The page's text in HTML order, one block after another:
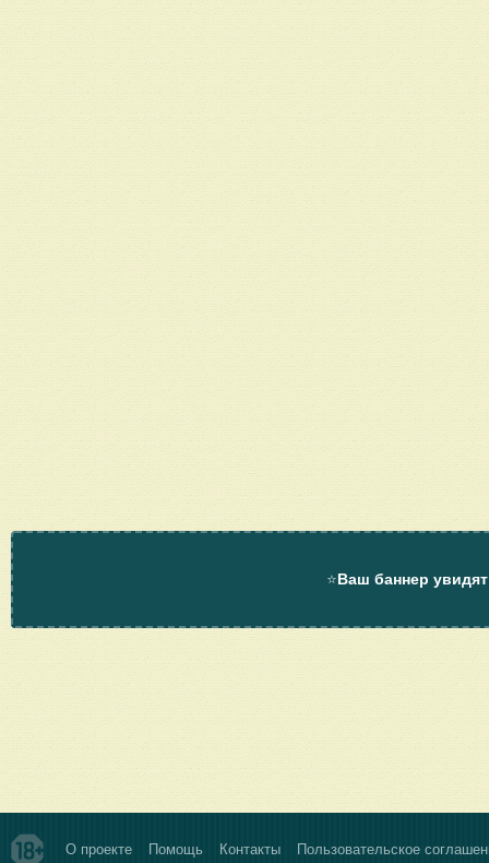
⭐Ваш баннер
О проекте Помощь Контакты Пользовательское